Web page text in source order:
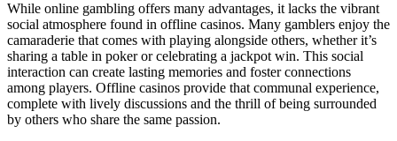
While online gambling offers many advantages, it lacks the vibrant
social atmosphere found in offline casinos. Many gamblers enjoy the
camaraderie that comes with playing alongside others, whether it’s
sharing a table in poker or celebrating a jackpot win. This social
interaction can create lasting memories and foster connections
among players. Offline casinos provide that communal experience,
complete with lively discussions and the thrill of being surrounded
by others who share the same passion.